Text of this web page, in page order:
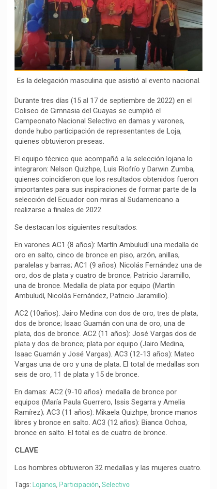
o
k
p
a
m
n
t
i
Es la delegación masculina que asistió al evento nacional.
Durante tres días (15 al 17 de septiembre de 2022) en el
Coliseo de Gimnasia del Guayas se cumplió el
Campeonato Nacional Selectivo en damas y varones,
donde hubo participación de representantes de Loja,
quienes obtuvieron preseas.
El equipo técnico que acompañó a la selección lojana lo
integraron: Nelson Quizhpe, Luis Riofrío y Darwin Zumba,
quienes coincidieron que los resultados obtenidos fueron
importantes para sus inspiraciones de formar parte de la
selección del Ecuador con miras al Sudamericano a
realizarse a finales de 2022.
Se destacan los siguientes resultados:
En varones AC1 (8 años): Martín Ambuludí una medalla de
oro en salto, cinco de bronce en piso, arzón, anillas,
paralelas y barras; AC1 (9 años): Nicolás Fernández una de
oro, dos de plata y cuatro de bronce; Patricio Jaramillo,
una de bronce. Medalla de plata por equipo (Martín
Ambuludí, Nicolás Fernández, Patricio Jaramillo).
AC2 (10años): Jairo Medina con dos de oro, tres de plata,
dos de bronce; Isaac Guamán con una de oro, una de
plata, dos de bronce. AC2 (11 años): José Vargas dos de
plata y dos de bronce; plata por equipo (Jairo Medina,
Isaac Guamán y José Vargas). AC3 (12-13 años): Mateo
Vargas una de oro y una de plata. El total de medallas son
seis de oro, 11 de plata y 15 de bronce.
En damas: AC2 (9-10 años): medalla de bronce por
equipos (María Paula Guerrero, Issis Segarra y Amelia
Ramírez); AC3 (11 años): Mikaela Quizhpe, bronce manos
libres y bronce en salto. AC3 (12 años): Bianca Ochoa,
bronce en salto. El total es de cuatro de bronce.
CLAVE
Los hombres obtuvieron 32 medallas y las mujeres cuatro.
Tags: Lojanos, Participación, Selectivo